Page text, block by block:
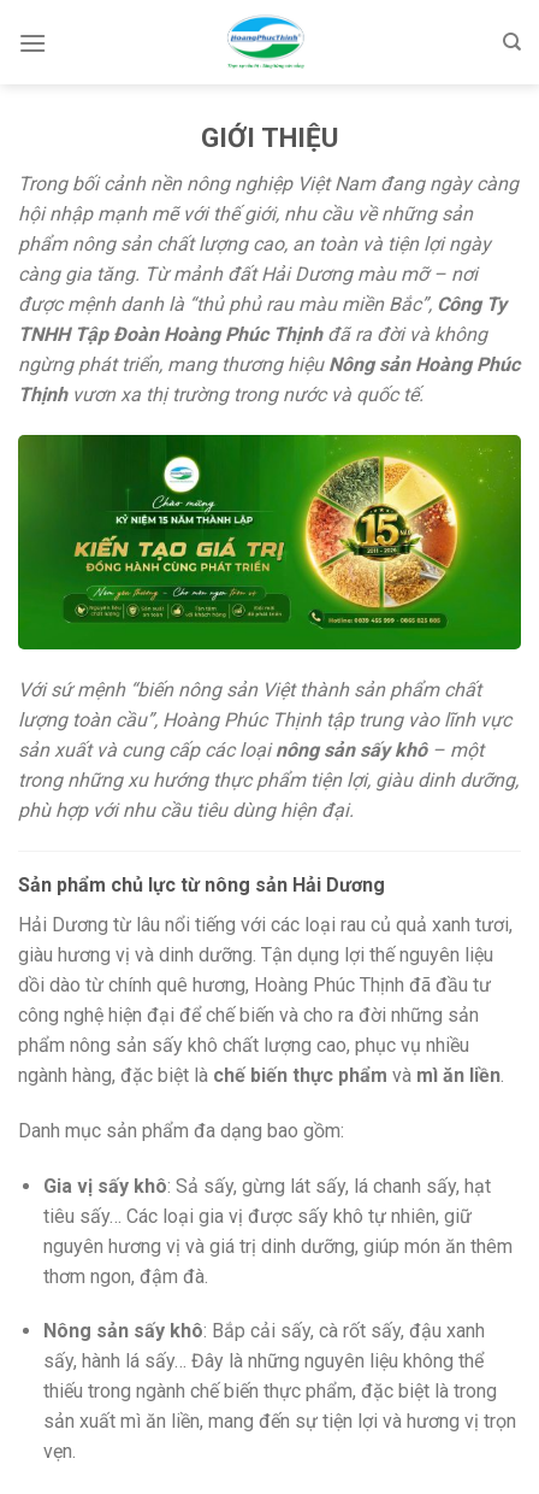
GIỚI THIỆU
Trong bối cảnh nền nông nghiệp Việt Nam đang ngày càng
hội nhập mạnh mẽ với thế giới, nhu cầu về những sản
phẩm nông sản chất lượng cao, an toàn và tiện lợi ngày
càng gia tăng. Từ mảnh đất Hải Dương màu mỡ – nơi
được mệnh danh là “thủ phủ rau màu miền Bắc”, Công Ty
TNHH Tập Đoàn Hoàng Phúc Thịnhđã ra đời và không
ngừng phát triển, mang thương hiệu Nông sản Hoàng Phúc
Thịnhvươn xa thị trường trong nước và quốc tế.
Với sứ mệnh “biến nông sản Việt thành sản phẩm chất
lượng toàn cầu”, Hoàng Phúc Thịnh tập trung vào lĩnh vực
sản xuất và cung cấp các loạinông sản sấy khô– một
trong những xu hướng thực phẩm tiện lợi, giàu dinh dưỡng,
phù hợp với nhu cầu tiêu dùng hiện đại.
Sản phẩm chủ lực từ nông sản Hải Dương
Hải Dương từ lâu nổi tiếng với các loại rau củ quả xanh tươi,
giàu hương vị và dinh dưỡng. Tận dụng lợi thế nguyên liệu
dồi dào từ chính quê hương, Hoàng Phúc Thịnh đã đầu tư
công nghệ hiện đại để chế biến và cho ra đời những sản
phẩm nông sản sấy khô chất lượng cao, phục vụ nhiều
ngành hàng, đặc biệt là chế biến thực phẩm và mì ăn liền.
Danh mục sản phẩm đa dạng bao gồm:
Gia vị sấy khô: Sả sấy, gừng lát sấy, lá chanh sấy, hạt
tiêu sấy… Các loại gia vị được sấy khô tự nhiên, giữ
nguyên hương vị và giá trị dinh dưỡng, giúp món ăn thêm
thơm ngon, đậm đà.
Nông sản sấy khô: Bắp cải sấy, cà rốt sấy, đậu xanh
sấy, hành lá sấy… Đây là những nguyên liệu không thể
thiếu trong ngành chế biến thực phẩm, đặc biệt là trong
sản xuất mì ăn liền, mang đến sự tiện lợi và hương vị trọn
vẹn.